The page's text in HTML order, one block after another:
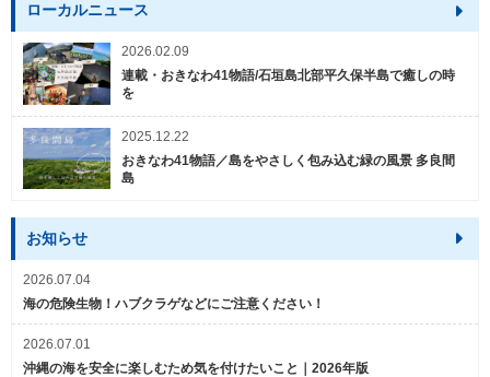
ローカルニュース
2026.02.09
連載・おきなわ41物語/石垣島北部平久保半島で癒しの時
を
2025.12.22
おきなわ41物語／島をやさしく包み込む緑の風景 多良間
島
お知らせ
2026.07.04
海の危険生物！ハブクラゲなどにご注意ください！
2026.07.01
沖縄の海を安全に楽しむため気を付けたいこと｜2026年版